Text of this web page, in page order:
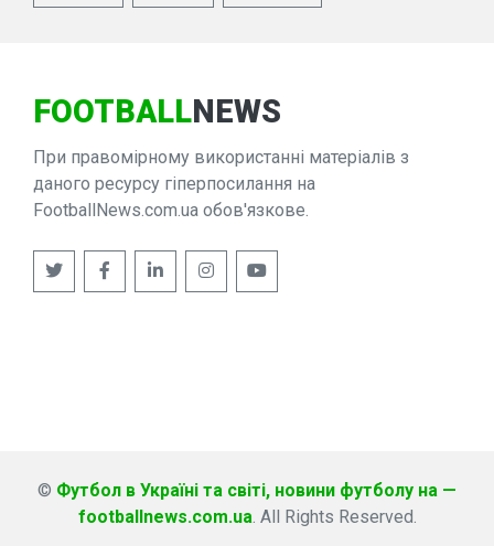
FOOTBALLNEWS
При правомірному використанні матеріалів з
даного ресурсу гіперпосилання на
FootballNews.com.ua обов'язкове.
© Футбол в Україні та світі, новини футболу на —
footballnews.com.ua. All Rights Reserved.